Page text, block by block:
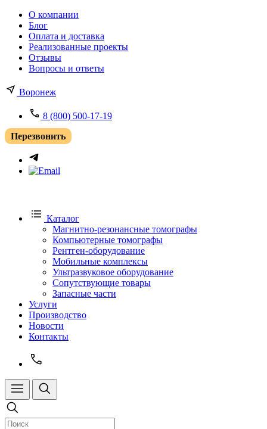
О компании
Блог
Оплата и доставка
Реализованные проекты
Отзывы
Вопросы и ответы
Воронеж
8 (800) 500-17-19
Перезвонить
Каталог
Магнитно-резонансные томографы
Компьютерные томографы
Рентген-оборудование
Мобильные комплексы
Ультразвуковое оборудование
Сопутствующие товары
Запасные части
Услуги
Производство
Новости
Контакты